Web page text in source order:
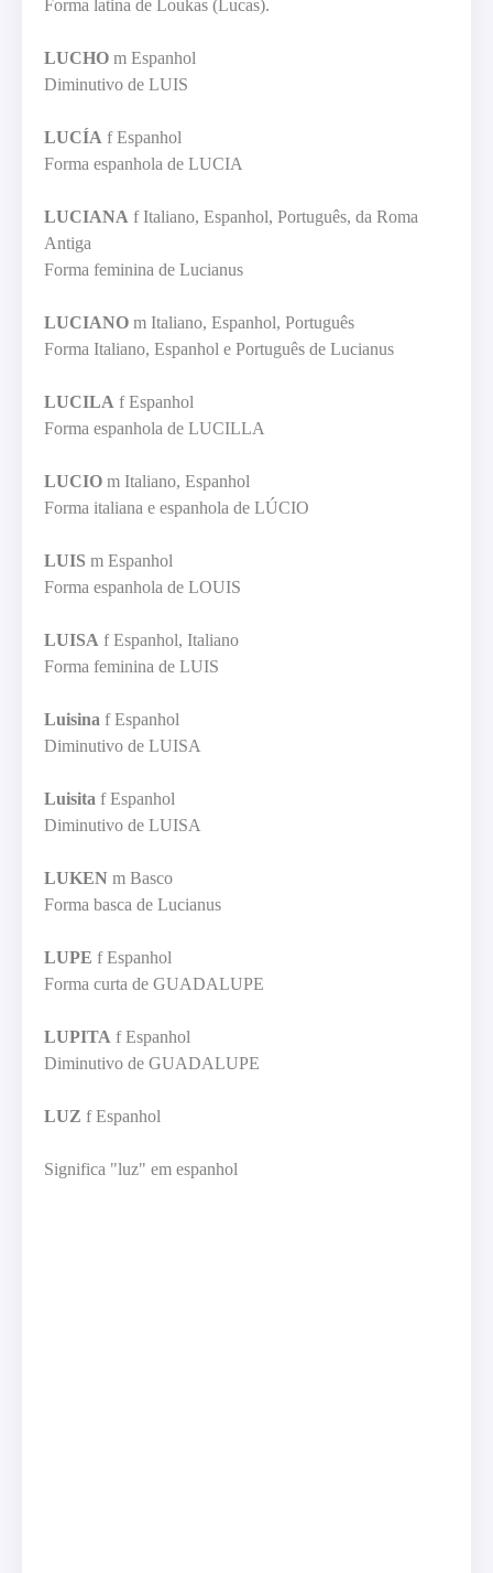
Forma latina de Loukas (Lucas).
LUCHO m Espanhol
Diminutivo de LUIS
LUCÍA f Espanhol
Forma espanhola de LUCIA
LUCIANA f Italiano, Espanhol, Português, da Roma
Antiga
Forma feminina de Lucianus
LUCIANO m Italiano, Espanhol, Português
Forma Italiano, Espanhol e Português de Lucianus
LUCILA f Espanhol
Forma espanhola de LUCILLA
LUCIO m Italiano, Espanhol
Forma italiana e espanhola de LÚCIO
LUIS m Espanhol
Forma espanhola de LOUIS
LUISA f Espanhol, Italiano
Forma feminina de LUIS
Luisina f Espanhol
Diminutivo de LUISA
Luisita f Espanhol
Diminutivo de LUISA
LUKEN m Basco
Forma basca de Lucianus
LUPE f Espanhol
Forma curta de GUADALUPE
LUPITA f Espanhol
Diminutivo de GUADALUPE
LUZ f Espanhol
Significa "luz" em espanhol